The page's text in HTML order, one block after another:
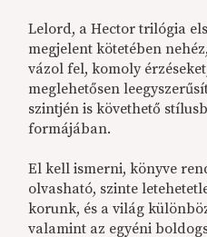
Lelord, a Hector trilógia
megjelent kötetében
vázol fel, komoly
meglehetősen
szintjén is követhető
formájában.
El kell ismerni, könyve
olvasható, szinte
korunk, és a világ
valamint az egyéni